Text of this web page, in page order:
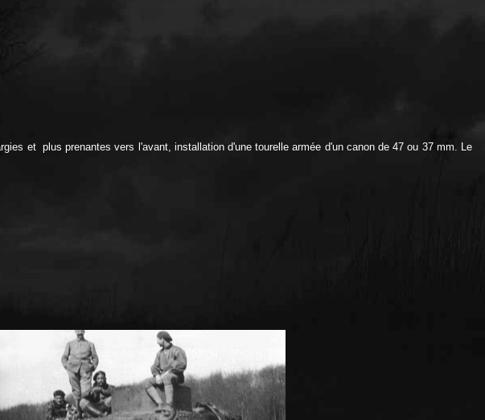
et plus prenantes vers l'avant, installation d'une tourelle armée d'un canon de 47 ou 37 mm. Le